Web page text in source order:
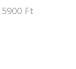
5900 Ft